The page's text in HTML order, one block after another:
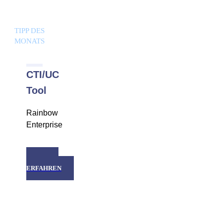
TIPP DES
MONATS
CTI/UC
Tool
Rainbow
Enterprise
ERFAHREN